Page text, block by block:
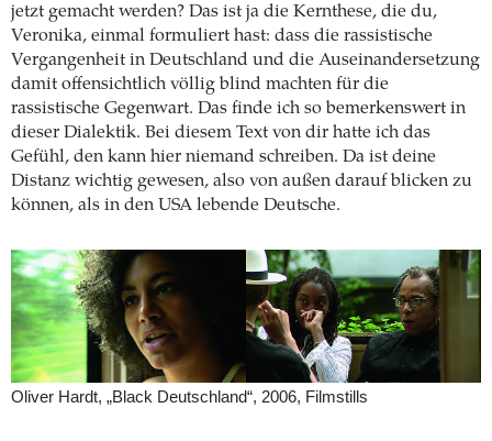
jetzt gemacht werden? Das ist ja die Kernthese, die du,
Veronika, einmal formuliert hast: dass die rassistische
Vergangenheit in Deutschland und die Auseinandersetzung
damit offensichtlich völlig blind machten für die
rassistische Gegenwart. Das finde ich so bemerkenswert in
dieser Dialektik. Bei diesem Text von dir hatte ich das
Gefühl, den kann hier niemand schreiben. Da ist deine
Distanz wichtig gewesen, also von außen darauf blicken zu
können, als in den USA lebende Deutsche.
Oliver Hardt, „Black Deutschland“, 2006, Filmstills